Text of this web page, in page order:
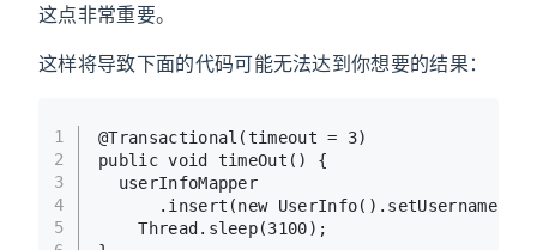
这点非常重要。
这样将导致下面的代码可能无法达到你想要的结果：
1
2
3
4
5
@Transactional(timeout = 3)
public void timeOut ()
{
  userInfoMapper
      .insert(
new UserInfo().setUsername(
    Thread.sleep(
3100);